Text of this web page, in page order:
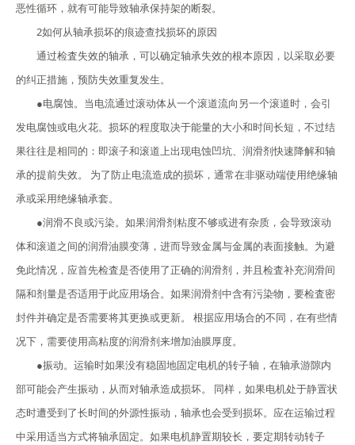
恶性循环，就有可能导致轴承保持架的断裂。
2如何从轴承损坏的痕迹查找损坏的原因
通过检査失效的轴承，可以确定轴承失效的根本原因，以采取必要
的纠正措施，预防失效重复发生。
●电腐蚀。当电流通过滚动体从一个滚道流向另一个滚道时，会引
发电腐蚀或电火花。损坏的程度取决于能量的大小和时间长短，不过结
果往往是相同的：即滚子和滚道上出现电蚀凹坑、润滑剂快速降解和轴
承的提前失效。 为了防止电流造成的损坏，通常在非驱动端使用绝缘轴
承或采用绝缘轴承套。
●润滑不良或污染。如果润滑剂粘度不够或进有杂质，会导致滚动
体和滚道之间的润滑油膜变薄，进而导致金属与金属的表面接触。为避
免此情况，应首先检査是否使用了正确的润滑剂，并且检査补充润滑间
隔和剂量是否适用于此应用场合。如果润滑剂中含有污染物，要检査密
封件并确定是否需要将其更换或更新。 根据应用场合的不同，在有些情
况下，需要使用高粘度的润滑剂来增加油膜厚度。
●振动。运输时如果没有稳固地固定电机的转子轴，在轴承游隙内
部可能会产生振动，从而对轴承造成损坏。 同样，如果电机处于静置状
态时遭受到了长时间的外源性振动，轴承也会受到损坏。应在运输过程
中采用适当方式将轴承固定。如果电机静置期较长，要定期转动转子